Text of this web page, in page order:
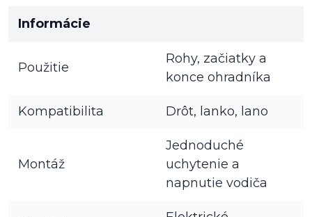
Informácie
Použitie
Rohy, začiatky a
konce ohradníka
Kompatibilita Drôt, lanko, lano
Montáž
Jednoduché
uchytenie a
napnutie vodiča